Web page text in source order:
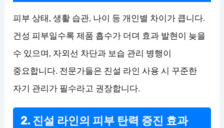
피부 상태, 생활 습관, 나이 등 개인별 차이가 큽니다.
건성 피부일수록 제품 흡수가 더뎌 효과 발현이 늦을
수 있으며, 자외선 차단과 보습 관리 병행이
중요합니다. 전문가들은 진설 라인 사용 시 꾸준한
자기 관리가 필수라고 권장합니다.
2. 진설 라인의 피부 탄력 증진 효과